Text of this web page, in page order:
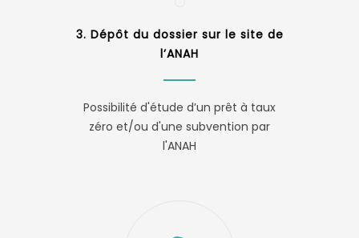
3. Dépôt du dossier sur le site de
l’ANAH
Possibilité d'étude d’un prêt à taux
zéro et/ou d'une subvention par
l'ANAH